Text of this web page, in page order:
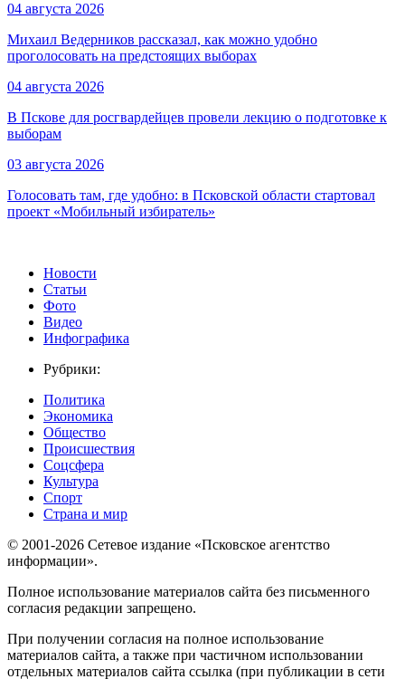
04 августа 2026
Михаил Ведерников рассказал, как можно удобно
проголосовать на предстоящих выборах
04 августа 2026
В Пскове для росгвардейцев провели лекцию о подготовке к
выборам
03 августа 2026
Голосовать там, где удобно: в Псковской области стартовал
проект «Мобильный избиратель»
Новости
Статьи
Фото
Видео
Инфографика
Рубрики:
Политика
Экономика
Общество
Происшествия
Соцсфера
Культура
Спорт
Страна и мир
© 2001-2026 Сетевое издание «Псковское агентство
информации».
Полное использование материалов сайта без письменного
согласия редакции запрещено.
При получении согласия на полное использование
материалов сайта, а также при частичном использовании
отдельных материалов сайта ссылка (при публикации в сети